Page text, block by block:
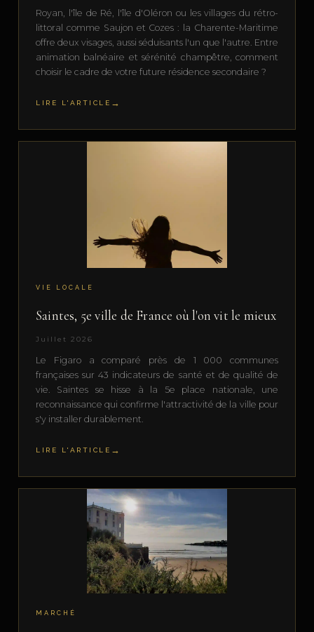
Royan, l'île de Ré, l'île d'Oléron ou les villages du rétro-
littoral comme Saujon et Cozes : la Charente-Maritime
offre deux visages, aussi séduisants l'un que l'autre. Entre
animation balnéaire et sérénité champêtre, comment
choisir le cadre de votre future résidence secondaire ?
LIRE L'ARTICLE
VIE LOCALE
Saintes, 5e ville de France où l'on vit le mieux
Juillet 2026
Le Figaro a comparé près de 1 000 communes
françaises sur 43 indicateurs de santé et de qualité de
vie. Saintes se hisse à la 5e place nationale, une
reconnaissance qui confirme l'attractivité de la ville pour
s'y installer durablement.
LIRE L'ARTICLE
MARCHÉ